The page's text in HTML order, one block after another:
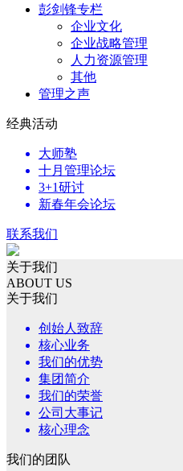
彭剑锋专栏
企业文化
企业战略管理
人力资源管理
其他
管理之声
经典活动
大师塾
十月管理论坛
3+1研讨
新春年会论坛
联系我们
关于我们
ABOUT US
关于我们
创始人致辞
核心业务
我们的优势
集团简介
我们的荣誉
公司大事记
核心理念
我们的团队